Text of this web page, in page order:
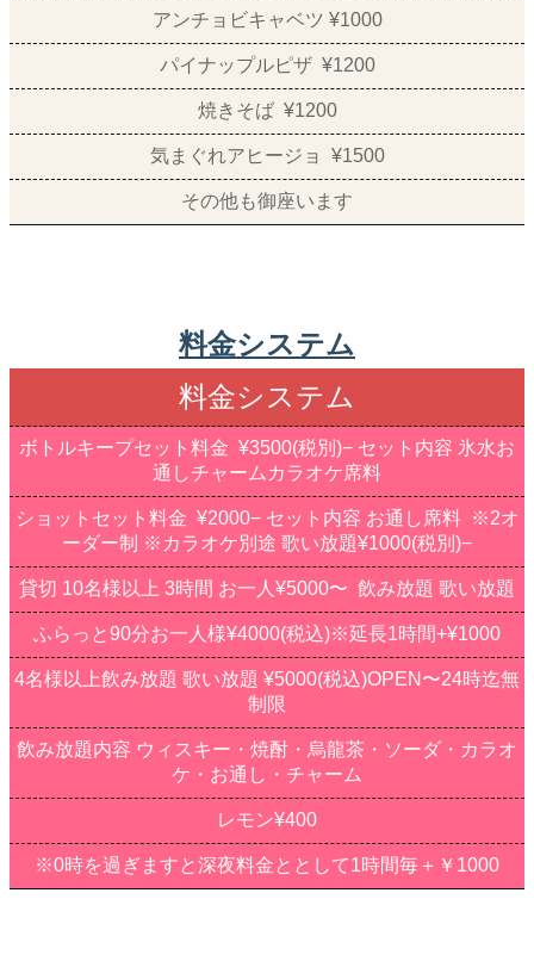
アンチョビキャベツ ¥1000
パイナップルピザ ¥1200
焼きそば ¥1200
気まぐれアヒージョ ¥1500
その他も御座います
料金システム
料金システム
ボトルキープセット料金 ¥3500(税別)− セット内容 氷水お
通しチャームカラオケ席料
ショットセット料金 ¥2000− セット内容 お通し席料 ※2オ
ーダー制 ※カラオケ別途 歌い放題¥1000(税別)−
貸切 10名様以上 3時間 お一人¥5000〜 飲み放題 歌い放題
ふらっと90分お一人様¥4000(税込)※延長1時間+¥1000
4名様以上飲み放題 歌い放題 ¥5000(税込)OPEN〜24時迄無
制限
飲み放題内容 ウィスキー・焼酎・烏龍茶・ソーダ・カラオ
ケ・お通し・チャーム
レモン¥400
※0時を過ぎますと深夜料金ととして1時間毎＋￥1000